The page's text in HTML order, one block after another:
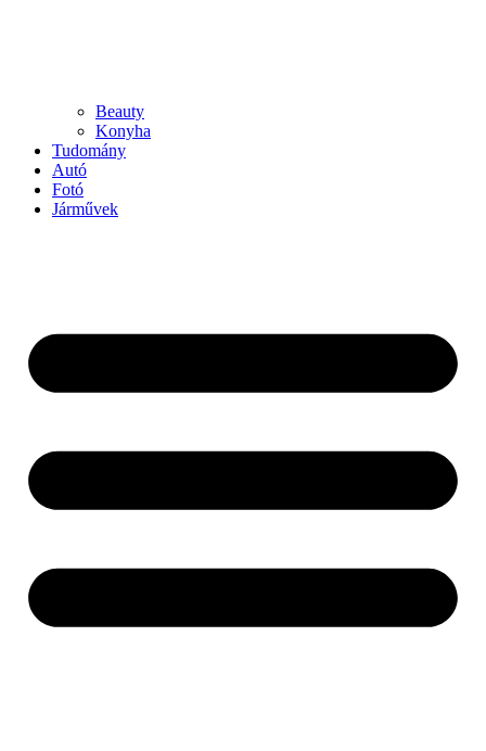
Beauty
Konyha
Tudomány
Autó
Fotó
Járművek